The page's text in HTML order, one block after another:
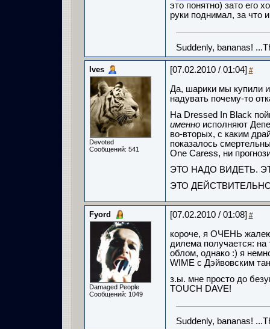
это понятно) зато его
руки поднимал, за что
Suddenly, bananas!
Ives
Devoted
Сообщений: 541
[07.02.2010 / 01:04] #
Да, шарики мы купили и
надувать почему-то
На Dressed In Black
именноисполняют
во-вторых, с каким
показалось
One Caress, ни
ЭТО НАДО ВИДЕТЬ.
ЭТО
Fyord
Damaged People
Сообщений: 1049
[07.02.2010 / 01:08] #
короче, я ОЧЕНЬ
дилема получается: на
облом, однако :) я
WIME с Дэйвовским
з.ы. мне просто до
TOUCH DAVE!
Suddenly, bananas!